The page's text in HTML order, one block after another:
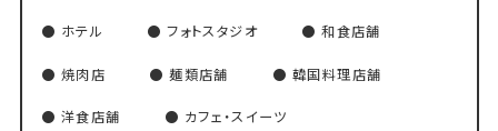
ホテル フォトスタジオ 和食店舗
焼肉店 麺類店舗 韓国料理店舗
洋食店舗 カフェ・スイーツ